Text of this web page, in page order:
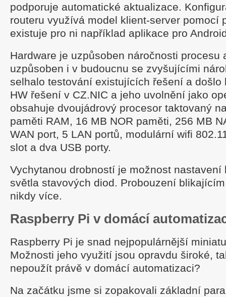
podporuje automatické aktualizace.
routeru využívá model klient-server pomocí
existuje pro ni například aplikace pro
Hardware je uzpůsoben náročnosti procesu
uzpůsoben i v budoucnu se zvyšujícími
selhalo testování existujících řešení a došlo
HW řešení v CZ.NIC a jeho uvolnění jako
obsahuje dvoujádrový procesor taktovaný
paměti RAM, 16 MB NOR paměti, 256 MB
WAN port, 5 LAN portů, modulární wifi
slot a dva USB porty.
Vychytanou drobností je možnost nastavení
světla stavových diod. Probouzení
nikdy více.
Raspberry Pi v domácí
Raspberry Pi je snad nejpopulárnější
Možnosti jeho využití jsou opravdu široké,
nepoužít právě v domácí automatizaci?
Na začátku jsme si zopakovali základní